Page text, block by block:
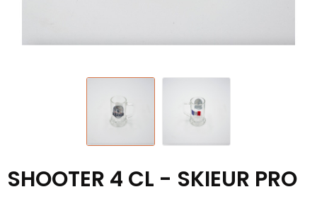
SHOOTER 4 CL - SKIEUR PRO